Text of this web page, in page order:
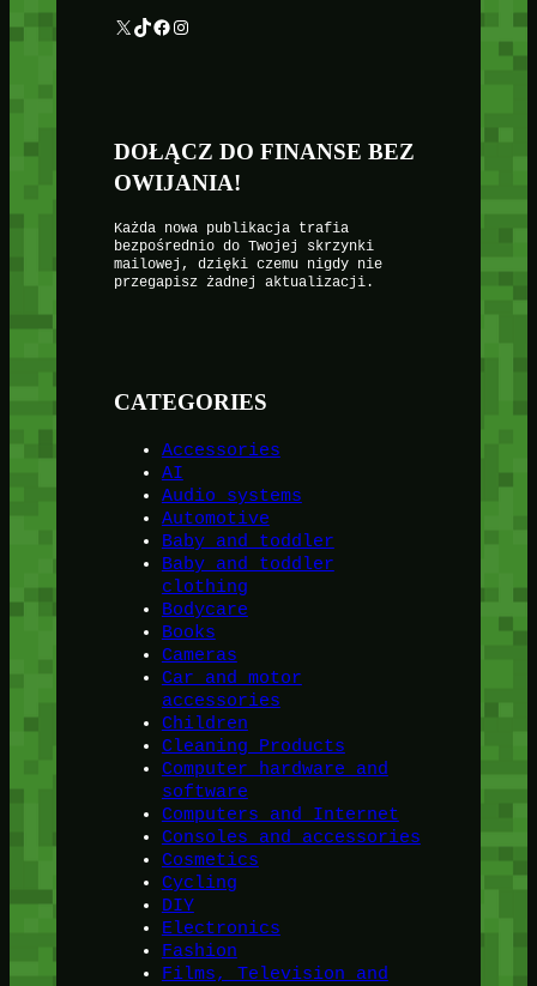
X TikTok Facebook Instagram
DOŁĄCZ DO FINANSE BEZ
OWIJANIA!
Każda nowa publikacja trafia
bezpośrednio do Twojej skrzynki
mailowej, dzięki czemu nigdy nie
przegapisz żadnej aktualizacji.
CATEGORIES
Accessories
AI
Audio systems
Automotive
Baby and toddler
Baby and toddler
clothing
Bodycare
Books
Cameras
Car and motor
accessories
Children
Cleaning Products
Computer hardware and
software
Computers and Internet
Consoles and accessories
Cosmetics
Cycling
DIY
Electronics
Fashion
Films, Television and